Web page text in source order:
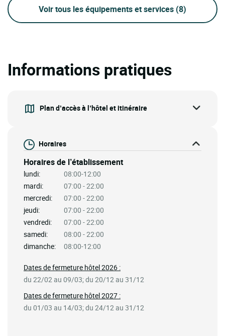
Voir tous les équipements et services (8)
Informations pratiques
Plan d’accès à l’hôtel et itinéraire
Horaires
Horaires de l’établissement
lundi:
08:00-12:00
mardi:
07:00 - 22:00
mercredi:
07:00 - 22:00
jeudi:
07:00 - 22:00
vendredi:
07:00 - 22:00
samedi:
08:00 - 22:00
dimanche:
08:00-12:00
Dates de fermeture hôtel 2026 :
du 22/02 au 09/03; du 20/12 au 31/12
Dates de fermeture hôtel 2027 :
du 01/03 au 14/03; du 24/12 au 31/12